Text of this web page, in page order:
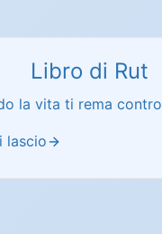
Libro di Rut
la vita ti rema contro
lascio